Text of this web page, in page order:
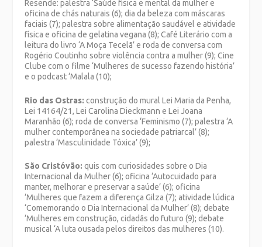
Resende: palestra ‘Saúde física e mental da mulher e
oficina de chás naturais (6); dia da beleza com máscaras
faciais (7); palestra sobre alimentação saudável e atividade
física e oficina de gelatina vegana (8); Café Literário com a
leitura do livro ‘A Moça Tecelã’ e roda de conversa com
Rogério Coutinho sobre violência contra a mulher (9); Cine
Clube com o filme ‘Mulheres de sucesso fazendo história’
e o podcast ‘Malala (10);
Rio das Ostras:construção do mural Lei Maria da Penha,
Lei 14164/21, Lei Carolina Dieckmann e Lei Joana
Maranhão (6); roda de conversa ‘Feminismo (7); palestra ‘A
mulher contemporânea na sociedade patriarcal’ (8);
palestra ‘Masculinidade Tóxica’ (9);
São Cristóvão: quis com curiosidades sobre o Dia
Internacional da Mulher (6); oficina ‘Autocuidado para
manter, melhorar e preservar a saúde’ (6); oficina
‘Mulheres que fazem a diferença Gilza (7); atividade lúdica
‘Comemorando o Dia Internacional da Mulher’ (8); debate
‘Mulheres em construção, cidadãs do futuro (9); debate
musical ‘A luta ousada pelos direitos das mulheres (10).